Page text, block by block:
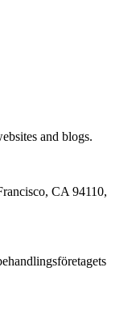
and blogs.
CA 94110,